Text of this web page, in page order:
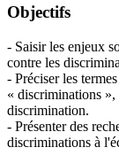
Objectifs
- Saisir les enjeux
contre les
- Préciser les
« discriminations
discrimination.
- Présenter des
discriminations à